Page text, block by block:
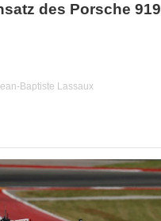
des Porsche 919
Baptiste Lassaux